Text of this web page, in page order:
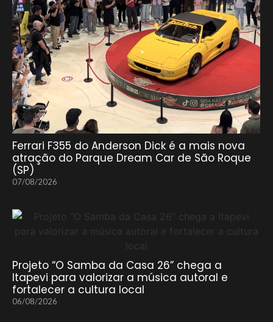
Ferrari F355 do Anderson Dick é a mais nova
atração do Parque Dream Car de São Roque
(SP)
07/08/2026
Projeto “O Samba da Casa 26” chega a
Itapevi para valorizar a música autoral e
fortalecer a cultura local
06/08/2026